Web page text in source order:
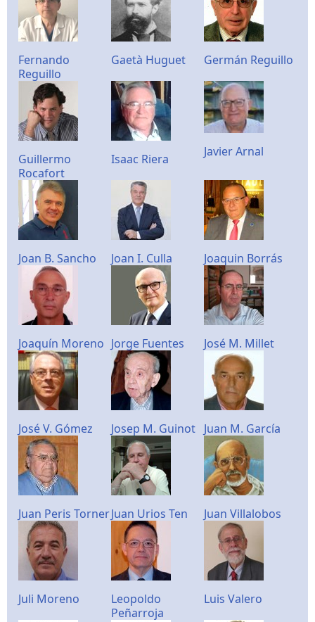
Fernando
Reguillo
Gaetà Huguet Germán Reguillo
Guillermo
Rocafort
Isaac Riera Javier Arnal
Joan B. Sancho Joan I. Culla Joaquin Borrás
Joaquín Moreno Jorge Fuentes José M. Millet
José V. Gómez Josep M. Guinot Juan M. García
Juan Peris TornerJuan Urios Ten Juan Villalobos
Juli Moreno
Leopoldo
Peñarroja
Luis Valero